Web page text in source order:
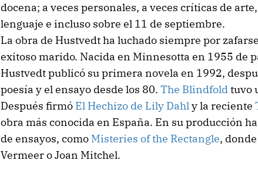
docena; a veces personales, a veces críticas de
lenguaje e incluso sobre el 11 de septiembre.
La obra de Hustvedt ha luchado siempre por
exitoso marido. Nacida en Minnesotta en 1955 de
Hustvedt publicó su primera novela en 1992,
poesía y el ensayo desde los 80. The Blindfoldtuvo
Después firmó El Hechizo de Lily Dahly la reciente
obra más conocida en España. En su producción
de ensayos, como Misteries of the Rectangle,
Vermeer o Joan Mitchel.